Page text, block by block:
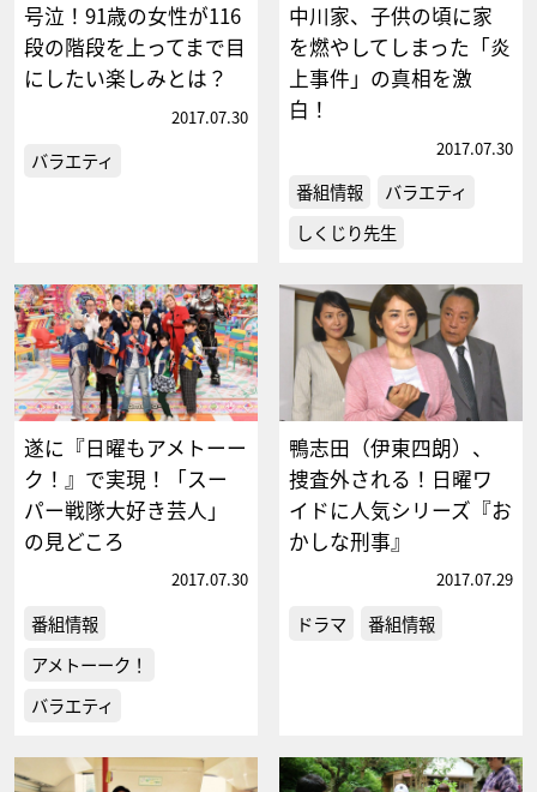
号泣！91歳の女性が116
段の階段を上ってまで目
にしたい楽しみとは？
2017.07.30
バラエティ
中川家、子供の頃に家
を燃やしてしまった「炎
上事件」の真相を激
白！
2017.07.30
番組情報
バラエティ
しくじり先生
遂に『日曜もアメトーー
ク！』で実現！「スー
パー戦隊大好き芸人」
の見どころ
2017.07.30
番組情報
アメトーーク！
バラエティ
鴨志田（伊東四朗）、
捜査外される！日曜ワ
イドに人気シリーズ『お
かしな刑事』
2017.07.29
ドラマ 番組情報